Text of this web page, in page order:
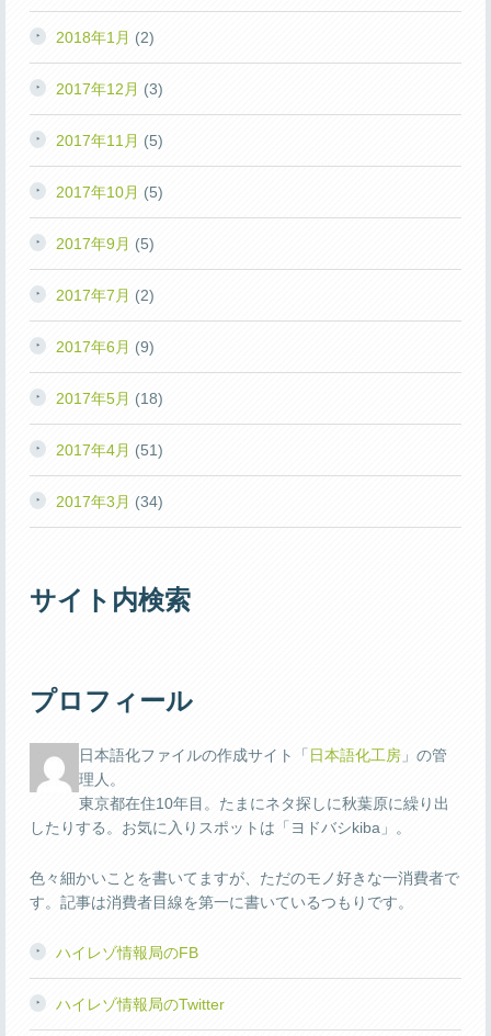
2018年1月 (2)
2017年12月 (3)
2017年11月 (5)
2017年10月 (5)
2017年9月 (5)
2017年7月 (2)
2017年6月 (9)
2017年5月 (18)
2017年4月 (51)
2017年3月 (34)
サイト内検索
プロフィール
日本語化ファイルの作成サイト「 日本語化工房」の管
理人。
東京都在住10年目。たまにネタ探しに秋葉原に繰り出
したりする。お気に入りスポットは「ヨドバシkiba」。
色々細かいことを書いてますが、ただのモノ好きな一消費者で
す。記事は消費者目線を第一に書いているつもりです。
ハイレゾ情報局のFB
ハイレゾ情報局のTwitter